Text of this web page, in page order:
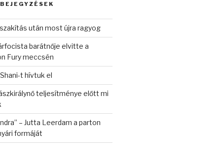
után most újra ragyog
barátnője elvitte a
Fury meccsén
t hívtuk el
teljesítménye előtt mi
– Jutta Leerdam a parton
formáját